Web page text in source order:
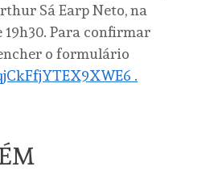
Sá Earp Neto, na
19h30. Para confirmar
o formulário
.